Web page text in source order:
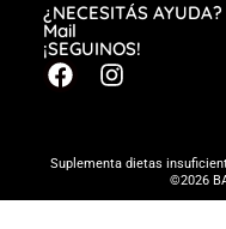
¿NECESITÁS AYUDA?
Mail
¡SEGUINOS!
Suplementa dietas
©2026